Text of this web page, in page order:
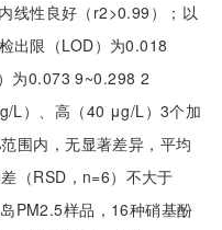
线性良好（r2>0.99）；以
出限（LOD）为0.018
为0.073 9~0.298 2
L）、高（40 μg/L）3个加
围内，无显著差异，平均
（RSD，n=6）不大于
PM2.5样品，16种硝基酚